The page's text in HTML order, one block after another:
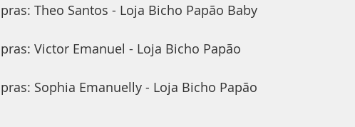
Theo Santos - Loja Bicho Papão Baby
Victor Emanuel - Loja Bicho Papão
Sophia Emanuelly - Loja Bicho Papão